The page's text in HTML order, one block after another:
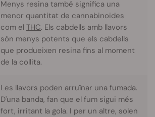
Menys resina també significa una
menor quantitat de cannabinoides
com el THC. Els cabdells amb llavors
són menys potents que els cabdells
que produeixen resina fins al moment
de la collita.
Les llavors poden arruïnar una fumada.
D'una banda, fan que el fum sigui més
fort, irritant la gola. I per un altre, solen